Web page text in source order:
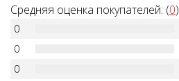
Средняя оценка покупателей: (0)
0
0
0